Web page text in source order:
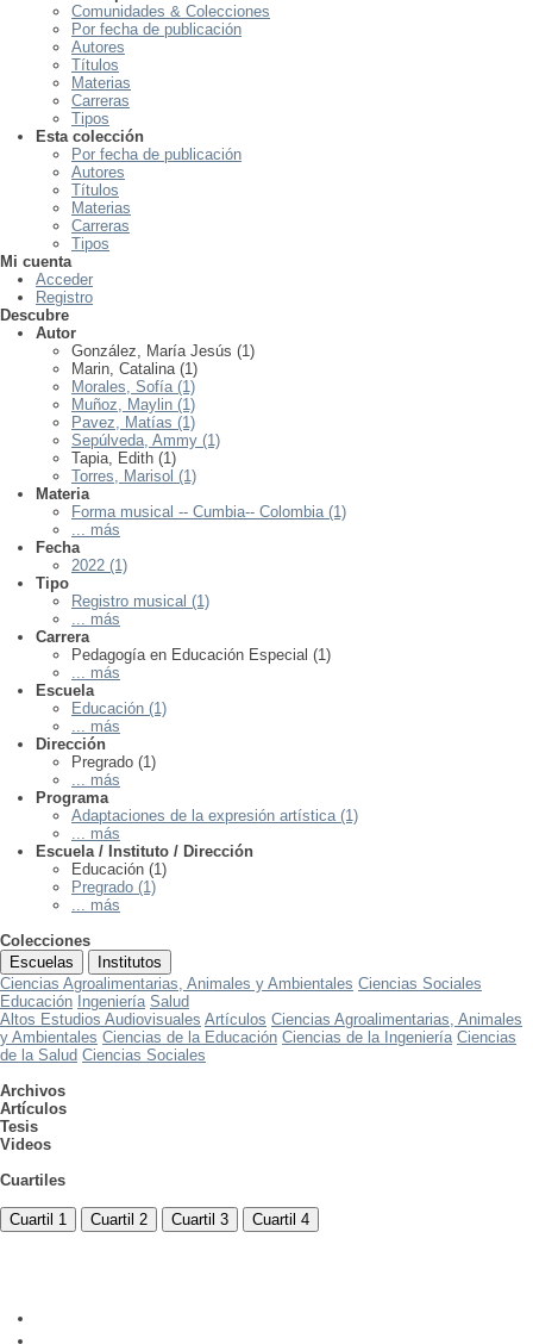
Comunidades & Colecciones
Por fecha de publicación
Autores
Títulos
Materias
Carreras
Tipos
Esta colección
Por fecha de publicación
Autores
Títulos
Materias
Carreras
Tipos
Mi cuenta
Acceder
Registro
Descubre
Autor
González, María Jesús (1)
Marin, Catalina (1)
Morales, Sofía (1)
Muñoz, Maylin (1)
Pavez, Matías (1)
Sepúlveda, Ammy (1)
Tapia, Edith (1)
Torres, Marisol (1)
Materia
Forma musical -- Cumbia-- Colombia (1)
... más
Fecha
2022 (1)
Tipo
Registro musical (1)
... más
Carrera
Pedagogía en Educación Especial (1)
... más
Escuela
Educación (1)
... más
Dirección
Pregrado (1)
... más
Programa
Adaptaciones de la expresión artística (1)
... más
Escuela / Instituto / Dirección
Educación (1)
Pregrado (1)
... más
Colecciones
Escuelas
Institutos
Ciencias Agroalimentarias, Animales y Ambientales Ciencias Sociales
Educación Ingeniería Salud
Altos Estudios Audiovisuales Artículos Ciencias Agroalimentarias, Animales
y Ambientales Ciencias de la Educación Ciencias de la Ingeniería Ciencias
de la Salud Ciencias Sociales
Archivos
Artículos
Tesis
Videos
Cuartiles
Cuartil 1 Cuartil 2 Cuartil 3 Cuartil 4